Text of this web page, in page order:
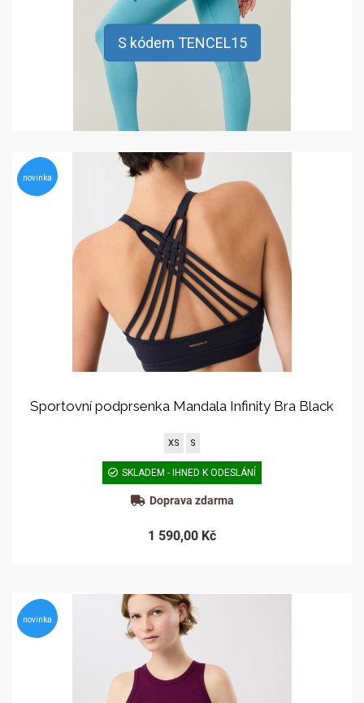
S kódem TENCEL15
novinka
Sportovní podprsenka Mandala Infinity Bra Black
XS S
SKLADEM - IHNED K ODESLÁNÍ
Doprava zdarma
1 590,00 Kč
novinka